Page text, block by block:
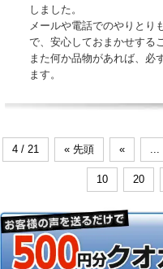
しました。
メールや電話でのやりとり
で、安心しておまかせする
また何か品物があれば、必
ます。
4 / 21 « 先頭 «
10 20